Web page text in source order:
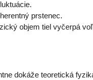
prstenec.
objem tiel vyčerpá
dokáže teoretická